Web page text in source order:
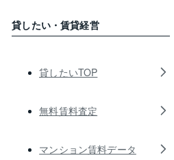
貸したい・賃貸経営
貸したいTOP
無料賃料査定
マンション賃料データ